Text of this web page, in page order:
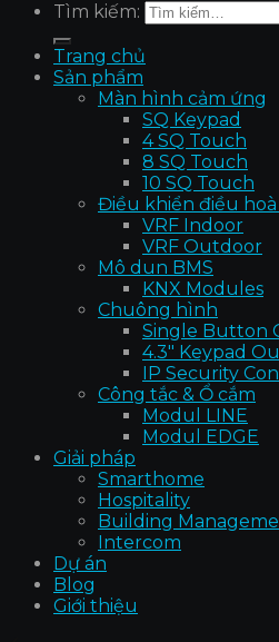
Tìm kiếm:
Trang chủ
Sản phẩm
Màn hình cảm ứng
SQ Keypad
4 SQ Touch
8 SQ Touch
10 SQ Touch
Điều khiển điều hoà
VRF Indoor
VRF Outdoor
Mô dun BMS
KNX Modules
Chuông hình
Single Button
4.3″ Keypad
IP Security
Công tắc & Ổ cắm
Modul LINE
Modul EDGE
Giải pháp
Smarthome
Hospitality
Building
Intercom
Dự án
Blog
Giới thiệu